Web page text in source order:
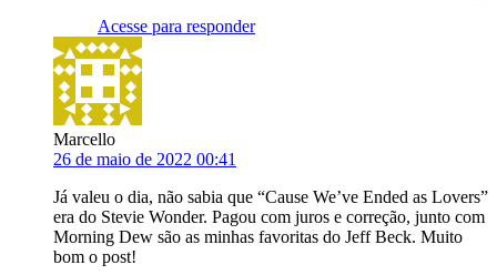
Acesse para responder
Marcello
26 de maio de 2022 00:41
Já valeu o dia, não sabia que “Cause We’ve Ended as Lovers”
era do Stevie Wonder. Pagou com juros e correção, junto com
Morning Dew são as minhas favoritas do Jeff Beck. Muito
bom o post!